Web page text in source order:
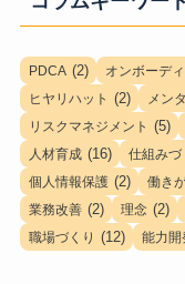
PDCA (2) オンボーデ
ヒヤリハット (2) メン
リスクマネジメント (5)
人材育成 (16) 仕組みづ
個人情報保護 (2) 働き
業務改善 (2) 理念 (2)
職場づくり (12) 能力開